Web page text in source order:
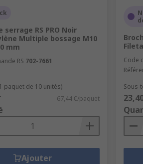
à l'axe pivot. Ces deux types de
à différentes applications, comme
mécaniques comme des
serrage RS PRO Noir
Multiple bossage M10
mm
RS 702-7661
paquet de 10 unités)
67,44 €/paquet
Ajouter
Code
Sous-